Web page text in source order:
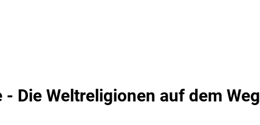
- Die Weltreligionen auf dem Weg